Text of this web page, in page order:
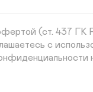
(ст. 437
с